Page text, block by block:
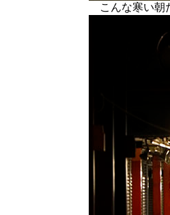
こんな寒い朝